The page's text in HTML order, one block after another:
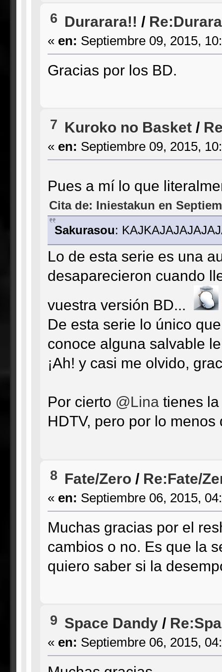
6 Durarara!! /
« en: Septiembre 09, 2015,
Gracias por los BD.
7 Kuroko no Basket/
« en: Septiembre 09, 2015,
Pues a mí lo que
Cita de: Iniestakun en
Sakurasou:
Lo de esta serie es una
desaparecieron cuando
vuestra versión BD...
De esta serie lo único
conoce alguna salvable
¡Ah! y casi me olvido,
Por cierto @Linatienes la
HDTV, pero por lo
8 Fate/Zero/ Re:Fate/
« en: Septiembre 06, 2015,
Muchas gracias por el
cambios o no. Es que la
quiero saber si la
9 Space Dandy/
« en: Septiembre 06, 2015,